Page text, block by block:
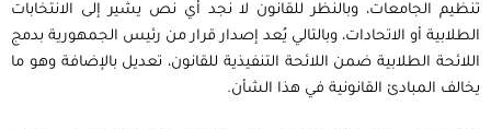
تنظيم الجامعات، وبالنظر للقانون لا نجد أي نص يشير إلى الانتخابات
الطلابية أو الاتحادات، وبالتالي يُعد إصدار قرار من رئيس الجمهورية بدمج
اللائحة الطلابية ضمن اللائحة التنفيذية للقانون، تعديل بالإضافة وهو ما
يخالف المبادئ القانونية في هذا الشأن.